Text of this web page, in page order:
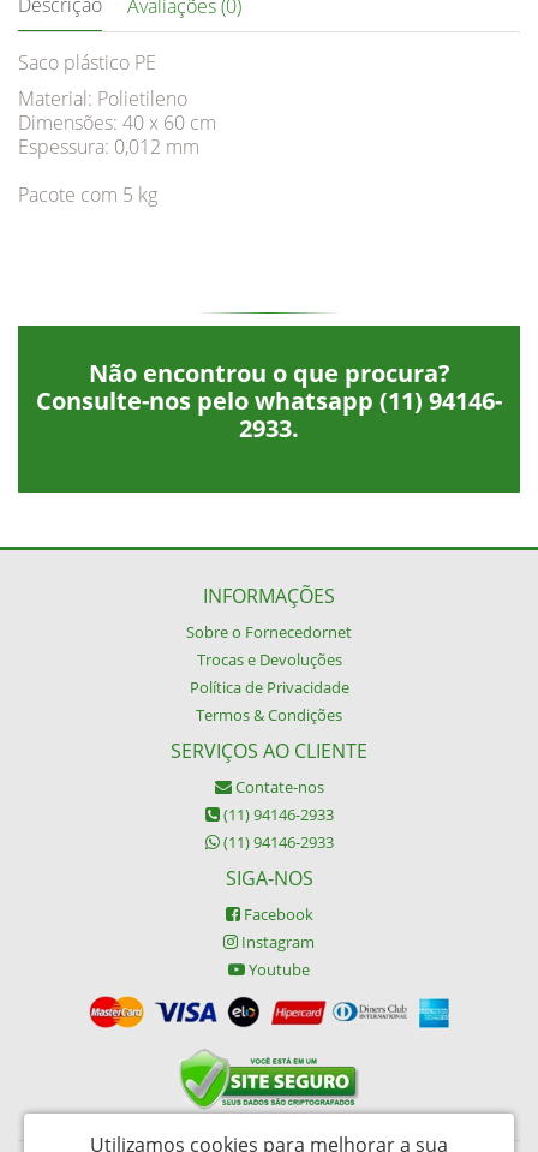
Avaliações (0)
Saco plástico PE
Material: Polietileno
Dimensões: 40 x 60 cm
Espessura: 0,012 mm
Pacote com 5 kg
Não encontrou o que procura?
Consulte-nos pelo whatsapp (11) 94146-
2933.
INFORMAÇÕES
Sobre o Fornecedornet
Trocas e Devoluções
Política de Privacidade
Termos & Condições
SERVIÇOS AO CLIENTE
Contate-nos
(11) 94146-2933
(11) 94146-2933
SIGA-NOS
Facebook
Instagram
Youtube
Utilizamos cookies para melhorar a sua